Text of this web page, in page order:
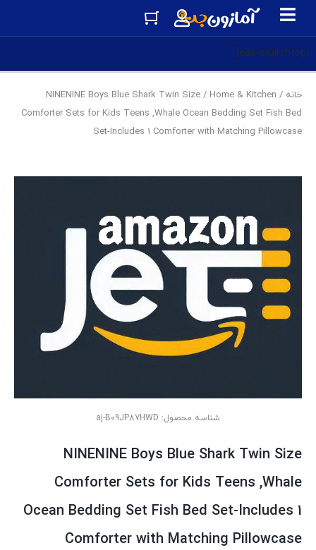
[eas-searchtop]
خانه /
Home & Kitchen
/ NINENINE Boys Blue Shark Twin Size
Comforter Sets for Kids Teens ,Whale Ocean Bedding Set Fish Bed
Set-Includes 1 Comforter with Matching Pillowcase
شناسه محصول: aj-B09JP87HWD
NINENINE Boys Blue Shark Twin Size
Comforter Sets for Kids Teens ,Whale
Ocean Bedding Set Fish Bed Set-Includes 1
Comforter with Matching Pillowcase